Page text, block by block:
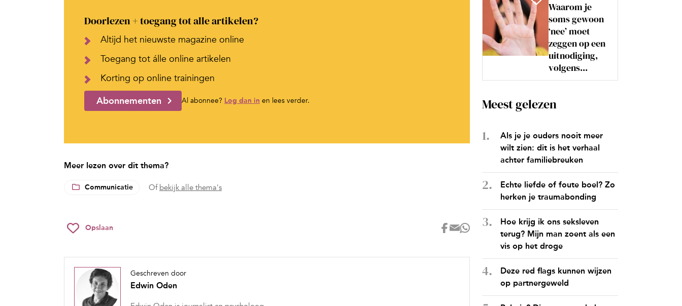
Doorlezen + toegang tot alle artikelen?
Altijd het nieuwste magazine online
Toegang tot álle online artikelen
Korting op online trainingen
Abonnementen Al abonnee? Log dan in en lees verder.
Meer lezen over dit thema?
Communicatie Of bekijk alle thema's
Opslaan
Geschreven door
Edwin Oden
Waarom je
soms gewoon
‘nee’ moet
zeggen op een
uitnodiging,
volgens...
Meest gelezen
Als je je ouders nooit meer
wilt zien: dit is het verhaal
achter familiebreuken
Echte liefde of foute boel? Zo
herken je traumabonding
Hoe krijg ik ons seksleven
terug? Mijn man zoent als een
vis op het droge
Deze red flags kunnen wijzen
op partnergeweld